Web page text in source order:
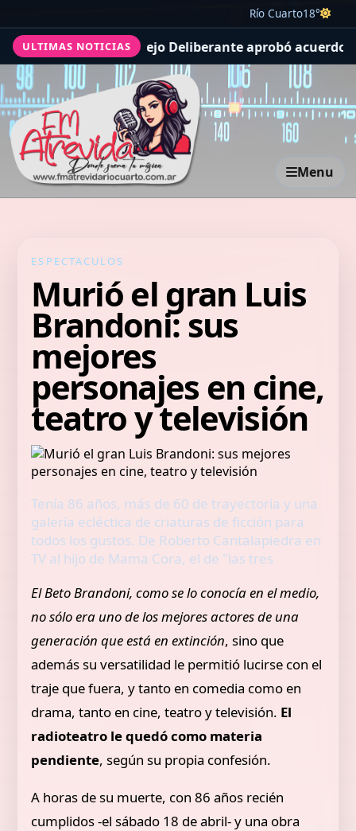
Río Cuarto18°
ULTIMAS NOTICIAS
Deliberante aprobó acuerdos con la UCC,
Menu
ESPECTACULOS
Murió el gran Luis
Brandoni: sus
mejores
personajes en cine,
teatro y televisión
Tenía 86 años, más de 60 de trayectoria y una
galería ecléctica de criaturas de ficción para
todos los gustos. De Roberto Cantalapiedra en
TV al hijo de Mama Cora, el de "las tres
El Beto Brandoni, como se lo conocía en el medio,
no sólo era uno de los mejores actores de una
generación que está en extinción, sino que
además su versatilidad le permitió lucirse con el
traje que fuera, y tanto en comedia como en
drama, tanto en cine, teatro y televisión. El
radioteatro le quedó como materia
pendiente, según su propia confesión.
A horas de su muerte, con 86 años recién
cumplidos -el sábado 18 de abril- y una obra